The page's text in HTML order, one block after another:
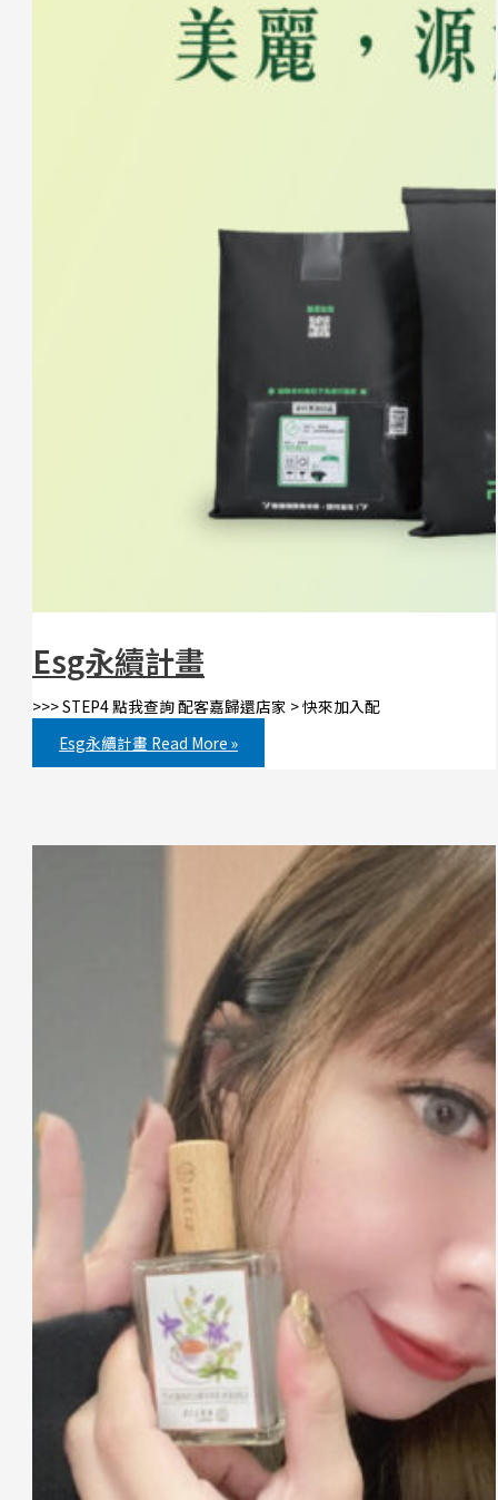
Esg永續計畫
>>> STEP4 點我查詢 配客嘉歸還店家 > 快來加入配
Esg永續計畫 Read More »